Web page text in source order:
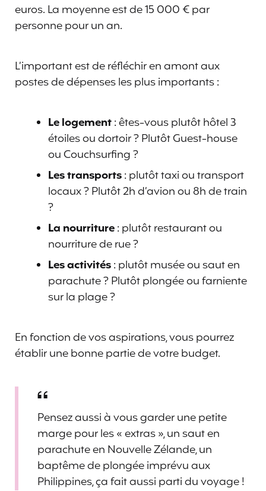
euros. La moyenne est de 15 000 € par
personne pour un an.
L’important est de réfléchir en amont aux
postes de dépenses les plus importants :
Le logement: êtes-vous plutôt hôtel 3
étoiles ou dortoir ? Plutôt Guest-house
ou Couchsurfing ?
Les transports: plutôt taxi ou transport
locaux ? Plutôt 2h d’avion ou 8h de train
?
La nourriture: plutôt restaurant ou
nourriture de rue ?
Les activités: plutôt musée ou saut en
parachute ? Plutôt plongée ou farniente
sur la plage ?
En fonction de vos aspirations, vous pourrez
établir une bonne partie de votre budget.
Pensez aussi à vous garder une petite
marge pour les « extras », un saut en
parachute en Nouvelle Zélande, un
baptême de plongée imprévu aux
Philippines, ça fait aussi parti du voyage !